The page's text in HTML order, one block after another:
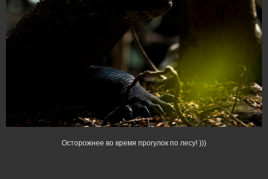
Осторожнее во время прогулок по лесу! )))